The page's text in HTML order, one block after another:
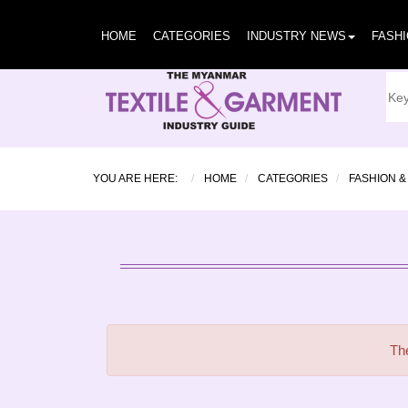
HOME CATEGORIES INDUSTRY NEWS
YOU ARE HERE: HOME CATEGORIES FASHION